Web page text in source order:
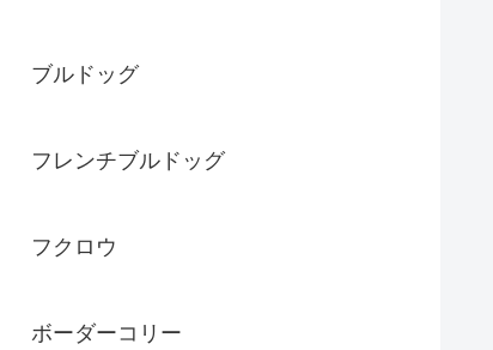
ブルドッグ
フレンチブルドッグ
フクロウ
ボーダーコリー